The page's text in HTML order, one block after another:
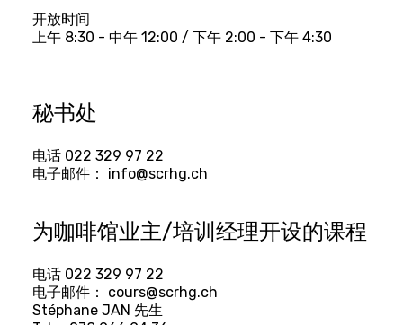
开放时间
上午 8:30 - 中午 12:00 / 下午 2:00 - 下午 4:30
秘书处
电话 022 329 97 22
电子邮件： info@scrhg.ch
为咖啡馆业主/培训经理开设的课程
电话 022 329 97 22
电子邮件： cours@scrhg.ch
Stéphane JAN 先生